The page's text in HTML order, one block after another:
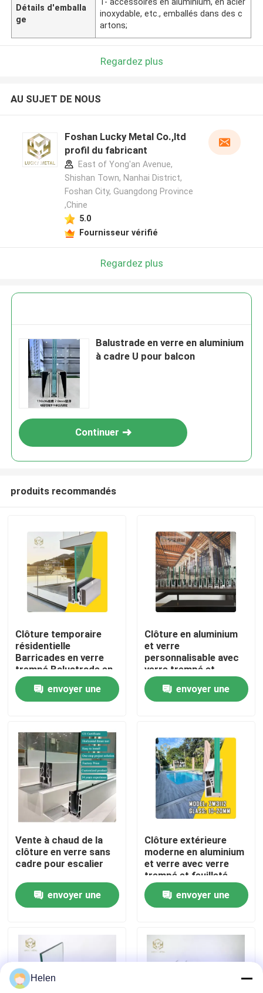
Aperçu
Produits
Visite d'usine
Contrôle de la qualité
Contact
Demande de soumission
profils en aluminium pour des fenêtres et des portes
Détails d'emballa
ge
inoxydable, etc., emballés dans des c
artons;
Regardez plus
AU SUJET DE NOUS
Foshan Lucky Metal Co.,ltd
profil du fabricant
East of Yong'an Avenue,
Shishan Town, Nanhai District,
Foshan City, Guangdong Province
,Chine
5.0
Fournisseur vérifié
Regardez plus
Balustrade en verre en aluminium
à cadre U pour balcon
Continuer
produits recommandés
Clôture temporaire
résidentielle
Barricades en verre
trempé Balustrade en
acier inoxydable
Postes en aluminium
enceinte en aluminium
envoyer une
Clôture en aluminium
et verre
personnalisable avec
verre trempé et
feuilleté pour une
résistance à la charge
de vent de 1200Pa et
envoyer une
Vente à chaud de la
clôture en verre sans
cadre pour escalier
envoyer une
Clôture extérieure
moderne en aluminium
et verre avec verre
trempé et feuilleté,
résistance à la charge
de vent de 1200 Pa, et
anodisation et
envoyer une
Helen